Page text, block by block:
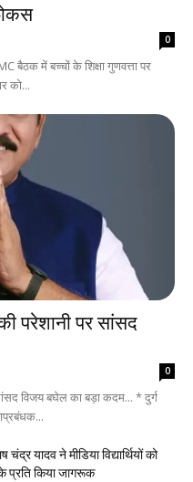
0
बैठक में बच्चों के शिक्षा गुणवत्ता पर
को...
परेशानी पर सांसद
0
विजय बघेल का बड़ा कदम... * दुर्ग
चंद्र यादव ने मीडिया विद्यार्थियों को
प्रति किया जागरूक